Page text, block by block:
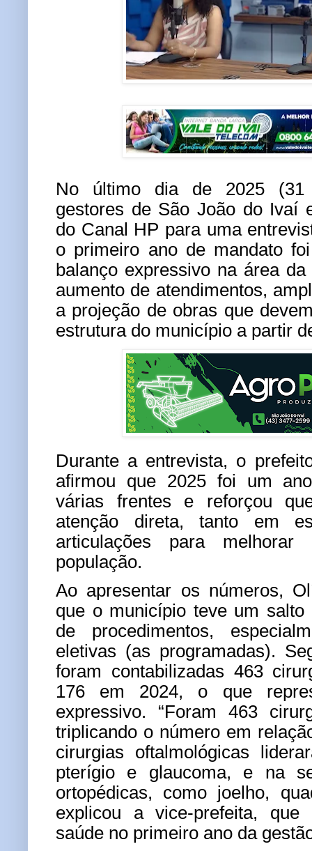
No último dia de 2025 (31
gestores de São João do Ivaí
do Canal HP para uma
o primeiro ano de mandato
balanço expressivo na área
aumento de atendimentos,
a projeção de obras que
estrutura do município a partir
Durante a entrevista, o
afirmou que 2025 foi um
várias frentes e reforçou
atenção direta, tanto em
articulações para
população.
Ao apresentar os números,
que o município teve um salto
de procedimentos,
eletivas (as programadas).
foram contabilizadas 463
176 em 2024, o que
expressivo. “Foram 463
triplicando o número em
cirurgias oftalmológicas
pterígio e glaucoma, e na
ortopédicas, como joelho,
explicou a vice-prefeita,
saúde no primeiro ano da